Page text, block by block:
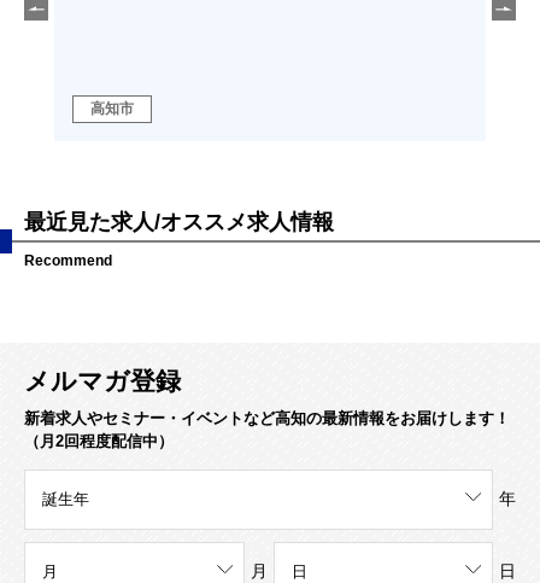
！
高知市
ラの
最近見た求人/オススメ求人情報
Recommend
メルマガ登録
新着求人やセミナー・イベントなど高知の最新情報をお届けします！
（月2回程度配信中）
年
月 日